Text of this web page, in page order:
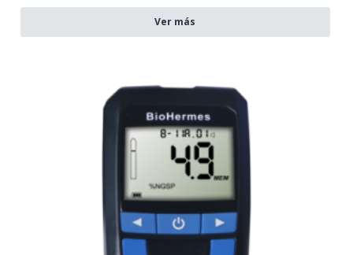
Ver más